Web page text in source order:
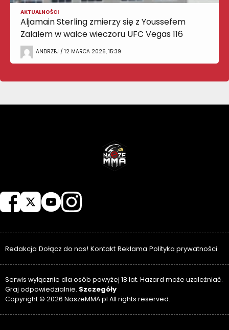
AKTUALNOŚCI
Aljamain Sterling zmierzy się z Youssefem
Zalalem w walce wieczoru UFC Vegas 116
ANDRZEJ / 12 MARCA 2026, 15:39
Redakcja Dołącz do nas! Kontakt Reklama Polityka prywatności
Serwis wyłącznie dla osób powyżej 18 lat. Hazard może uzależniać.
Graj odpowiedzialnie. Szczegóły
Copyright © 2026 NaszeMMA.pl All rights reserved.